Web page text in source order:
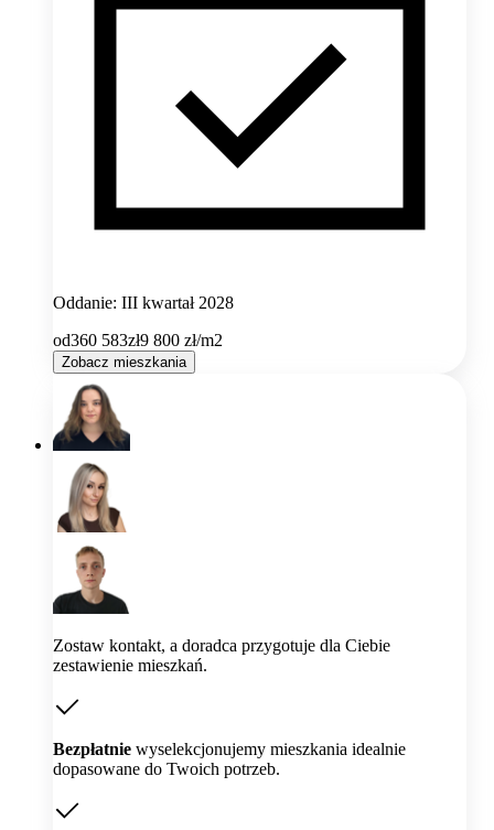
Oddanie: III kwartał 2028
od360 583zł9 800 zł/m2
Zobacz mieszkania
Zostaw kontakt, a doradca przygotuje dla Ciebie
zestawienie mieszkań.
Bezpłatnie wyselekcjonujemy mieszkania idealnie
dopasowane do Twoich potrzeb.